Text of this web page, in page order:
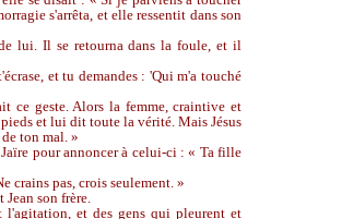
s'arrêta, et elle ressentit dans son
lui. Il se retourna dans la foule, et il
et tu demandes : 'Qui m'a touché
ce geste. Alors la femme, craintive et
et lui dit toute la vérité. Mais Jésus
ton mal. »
pour annoncer à celui-ci : « Ta fille
crains pas, crois seulement. »
son frère.
l'agitation, et des gens qui pleurent et